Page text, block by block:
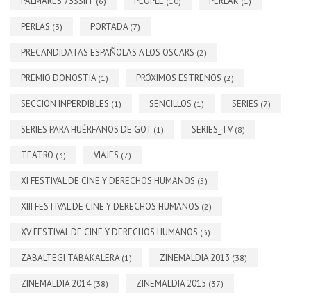
PERLAS (3) PORTADA (7)
PRECANDIDATAS ESPAÑOLAS A LOS OSCARS (2)
PREMIO DONOSTIA (1) PRÓXIMOS ESTRENOS (2)
SECCIÓN INPERDIBLES (1) SENCILLOS (1) SERIES (7)
SERIES PARA HUÉRFANOS DE GOT (1) SERIES_TV (8)
TEATRO (3) VIAJES (7)
XI FESTIVAL DE CINE Y DERECHOS HUMANOS (5)
XIII FESTIVAL DE CINE Y DERECHOS HUMANOS (2)
XV FESTIVAL DE CINE Y DERECHOS HUMANOS (3)
ZABALTEGI TABAKALERA (1) ZINEMALDIA 2013 (38)
ZINEMALDIA 2014 (38) ZINEMALDIA 2015 (37)